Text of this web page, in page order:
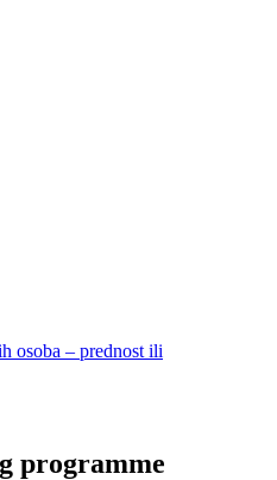
osoba – prednost ili
programme